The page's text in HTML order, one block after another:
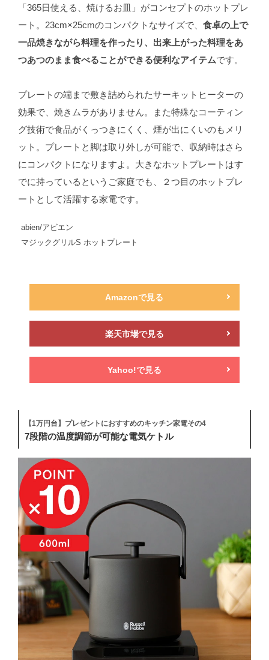
「365日使える、焼けるお皿」がコンセプトのホットプレ
ート。23cm×25cmのコンパクトなサイズで、 食卓の上で
一品焼きながら料理を作ったり、出来上がった料理をあ
つあつのまま食べることができる便利なアイテムです。
プレートの端まで敷き詰められたサーキットヒーターの
効果で、焼きムラがありません。また特殊なコーティン
グ技術で食品がくっつきにくく、煙が出にくいのもメリ
ット。プレートと脚は取り外しが可能で、収納時はさら
にコンパクトになりますよ。大きなホットプレートはす
でに持っているというご家庭でも、２つ目のホットプレ
ートとして活躍する家電です。
abien/アビエン
マジックグリルS ホットプレート
Amazonで見る
楽天市場で見る
Yahoo!で見る
【1万円台】プレゼントにおすすめのキッチン家電その4
7段階の温度調節が可能な電気ケトル